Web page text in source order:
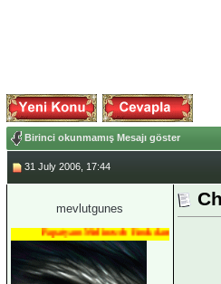
Birinci okunmamış Mesajı göster
31 July 2006, 17:44
mevlutgunes
Papatyam Medineweb Emekdarı